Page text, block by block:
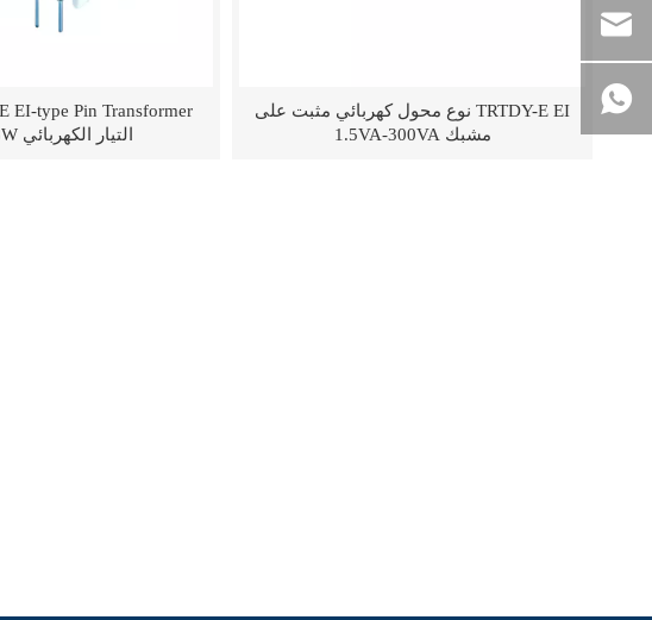
التيار الكهربائي 0.5W-8W
TRTDY-E EI نوع محول كهربائي مثبت على
مشبك 1.5VA-300VA